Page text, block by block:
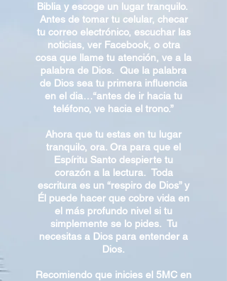
Biblia y escoge un lugar tranquilo.
Antes de tomar tu celular, checar
tu correo electrónico, escuchar las
noticias, ver Facebook, o otra
cosa que llame tu atención, ve a la
palabra de Dios. Que la palabra
de Dios sea tu primera influencia
en el dia…“antes de ir hacia tu
teléfono, ve hacia el trono.”
Ahora que tu estas en tu lugar
tranquilo, ora. Ora para que el
Espíritu Santo despierte tu
corazón a la lectura. Toda
escritura es un “respiro de Dios” y
Él puede hacer que cobre vida en
el más profundo nivel si tu
simplemente se lo pides. Tu
necesitas a Dios para entender a
Dios.
Recomiendo que inicies el 5MC en